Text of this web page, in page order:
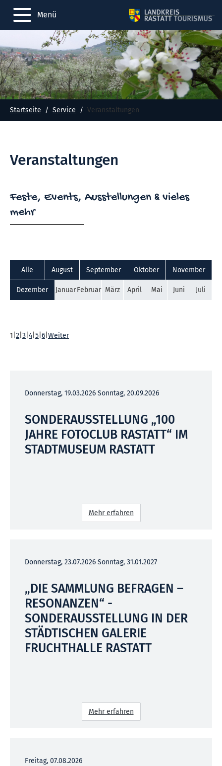
Menü
Startseite Service Veranstaltungen
Veranstaltungen
Feste, Events, Ausstellungen & vieles
mehr
Alle August September Oktober November
Dezember JanuarFebruar März April Mai Juni Juli
1 2 3 4 5 6 Weiter
Donnerstag, 19.03.2026 Sonntag, 20.09.2026
SONDERAUSSTELLUNG „100
JAHRE FOTOCLUB RASTATT“ IM
STADTMUSEUM RASTATT
Mehr erfahren
Donnerstag, 23.07.2026 Sonntag, 31.01.2027
„DIE SAMMLUNG BEFRAGEN –
RESONANZEN“ -
SONDERAUSSTELLUNG IN DER
STÄDTISCHEN GALERIE
FRUCHTHALLE RASTATT
Mehr erfahren
Freitag, 07.08.2026